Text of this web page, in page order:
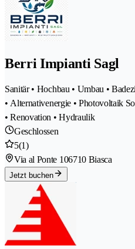
Berri Impianti Sagl
Sanitär • Hochbau • Umbau •
• Alternativenergie • Photovoltaik
• Renovation • Hydraulik
Geschlossen
5(1)
Via al Ponte 106710 Biasca
Jetzt buchen